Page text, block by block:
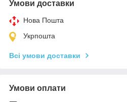
Умови доставки
Нова Пошта
Укрпошта
Всі умови доставки
Умови оплати